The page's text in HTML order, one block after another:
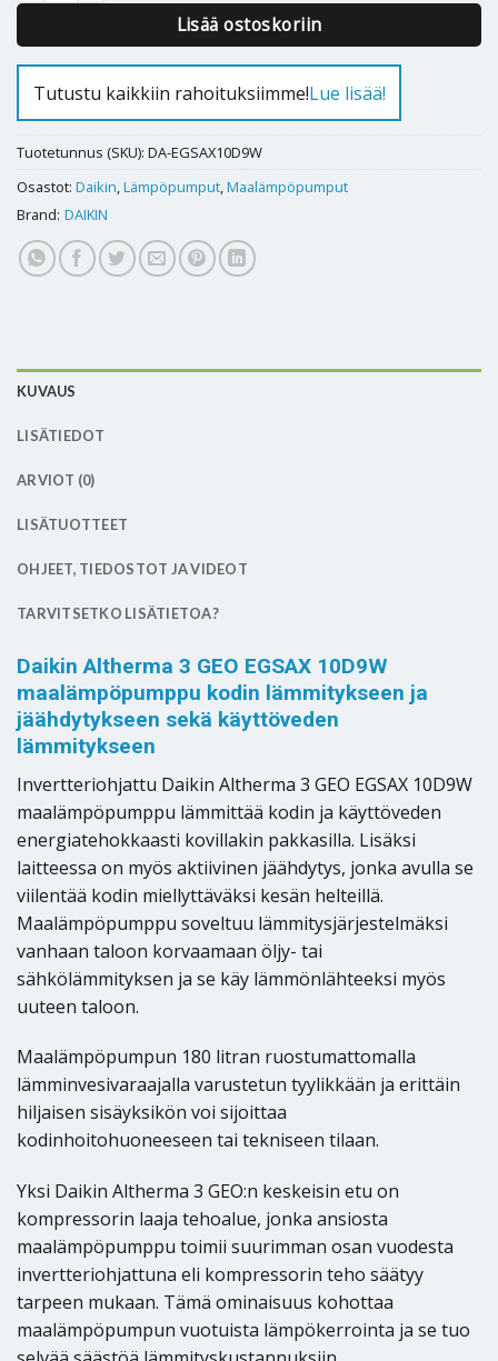
Lisää ostoskoriin
Tutustu kaikkiin rahoituksiimme!Lue lisää!
Tuotetunnus (SKU): DA-EGSAX10D9W
Osastot: Daikin,Lämpöpumput,Maalämpöpumput
Brand: DAIKIN
KUVAUS
LISÄTIEDOT
ARVIOT (0)
LISÄTUOTTEET
OHJEET, TIEDOSTOT JA VIDEOT
TARVITSETKO LISÄTIETOA?
Daikin Altherma 3 GEO EGSAX 10D9W
maalämpöpumppu kodin lämmitykseen ja
jäähdytykseen sekä käyttöveden
lämmitykseen
Invertteriohjattu Daikin Altherma 3 GEO EGSAX 10D9W
maalämpöpumppu lämmittää kodin ja käyttöveden
energiatehokkaasti kovillakin pakkasilla. Lisäksi
laitteessa on myös aktiivinen jäähdytys, jonka avulla se
viilentää kodin miellyttäväksi kesän helteillä.
Maalämpöpumppu soveltuu lämmitysjärjestelmäksi
vanhaan taloon korvaamaan öljy- tai
sähkölämmityksen ja se käy lämmönlähteeksi myös
uuteen taloon.
Maalämpöpumpun 180 litran ruostumattomalla
lämminvesivaraajalla varustetun tyylikkään ja erittäin
hiljaisen sisäyksikön voi sijoittaa
kodinhoitohuoneeseen tai tekniseen tilaan.
Yksi Daikin Altherma 3 GEO:n keskeisin etu on
kompressorin laaja tehoalue, jonka ansiosta
maalämpöpumppu toimii suurimman osan vuodesta
invertteriohjattuna eli kompressorin teho säätyy
tarpeen mukaan. Tämä ominaisuus kohottaa
maalämpöpumpun vuotuista lämpökerrointa ja se tuo